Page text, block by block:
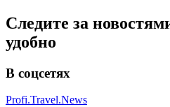
Следите за
удобно
В соцсетях
Profi.Travel.News